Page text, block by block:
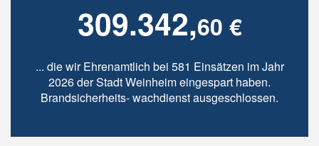
309.342,60 €
... die wir Ehrenamtlich bei 581 Einsätzen im Jahr
2026 der Stadt Weinheim eingespart haben.
Brandsicherheits- wachdienst ausgeschlossen.